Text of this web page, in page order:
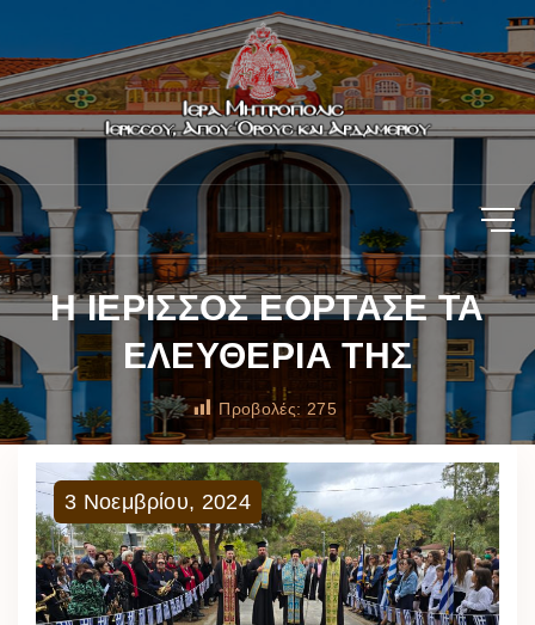
Η ΙΕΡΙΣΣΟΣ ΕΟΡΤΑΣΕ ΤΑ
ΕΛΕΥΘΕΡΙΑ ΤΗΣ
Προβολές: 275
3 Νοεμβρίου, 2024